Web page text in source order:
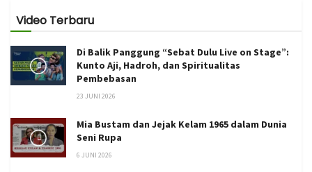
Video Terbaru
Di Balik Panggung “Sebat Dulu Live on Stage”:
Kunto Aji, Hadroh, dan Spiritualitas
Pembebasan
23 JUNI 2026
Mia Bustam dan Jejak Kelam 1965 dalam Dunia
Seni Rupa
6 JUNI 2026